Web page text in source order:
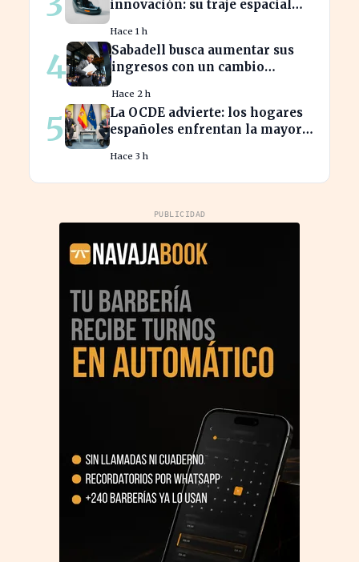
innovación: su traje espacial
la industria
Hace 1 h
4
Sabadell busca aumentar sus
ingresos con un cambio
Hace 2 h
5
La OCDE advierte: los hogares
españoles enfrentan la mayor
Hace 3 h
PUBLICIDAD